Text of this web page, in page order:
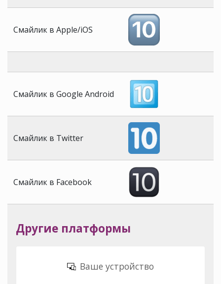
Смайлик в Apple/iOS
Смайлик в Google Android
Смайлик в Twitter
Смайлик в Facebook
Другие платформы
Ваше устройство